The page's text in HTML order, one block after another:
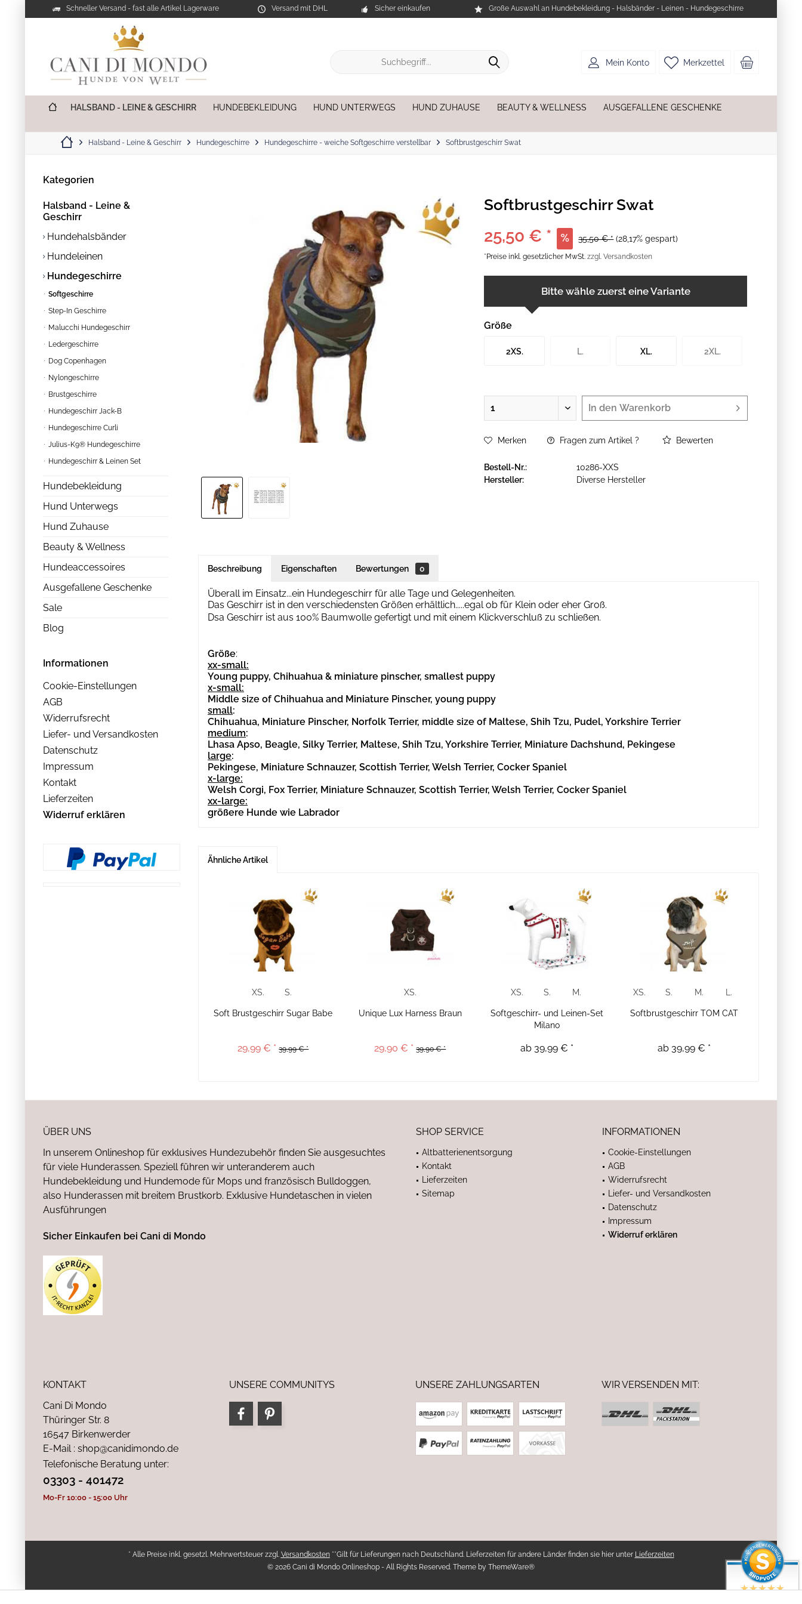
Schneller Versand - fast alle Artikel Lagerware Versand mit DHL Sicher einkaufen Große Auswahl an Hundebekleidung - Halsbänder - Leinen - Hundegeschirre
Merkzettel
Mein Konto
HALSBAND - LEINE & GESCHIRR HUNDEBEKLEIDUNG HUND UNTERWEGS HUND ZUHAUSE BEAUTY & WELLNESS AUSGEFALLENE GESCHENKE
Halsband - Leine & Geschirr Hundegeschirre Hundegeschirre - weiche Softgeschirre verstellbar Softbrustgeschirr Swat
Kategorien
Halsband - Leine &
Geschirr
Hundehalsbänder
Hundeleinen
Hundegeschirre
Softgeschirre
Step-In Geschirre
Malucchi Hundegeschirr
Ledergeschirre
Dog Copenhagen
Nylongeschirre
Brustgeschirre
Hundegeschirr Jack-B
Hundegeschirre Curli
Julius-K9® Hundegeschirre
Hundegeschirr & Leinen Set
Hundebekleidung
Hund Unterwegs
Hund Zuhause
Beauty & Wellness
Hundeaccessoires
Ausgefallene Geschenke
Sale
Blog
Informationen
Cookie-Einstellungen
AGB
Widerrufsrecht
Liefer- und Versandkosten
Datenschutz
Impressum
Kontakt
Lieferzeiten
Widerruf erklären
Softbrustgeschirr Swat
25,50 € * 35,50 € * (28,17% gespart)
*Preise inkl. gesetzlicher MwSt.zzgl. Versandkosten
Bitte wähle zuerst eine Variante
Größe
2XS. L. XL. 2XL.
In den Warenkorb
Merken Fragen zum Artikel ? Bewerten
Bestell-Nr.:
10286-XXS
Hersteller:
Diverse Hersteller
Beschreibung Eigenschaften Bewertungen 0
Überall im Einsatz...ein Hundegeschirr für alle Tage und Gelegenheiten.
Das Geschirr ist in den verschiedensten Größen erhältlich.....egal ob für Klein oder eher Groß.
Dsa Geschirr ist aus 100% Baumwolle gefertigt und mit einem Klickverschluß zu schließen.
Größe:
xx-small:
Young puppy, Chihuahua & miniature pinscher, smallest puppy
x-small:
Middle size of Chihuahua and Miniature Pinscher, young puppy
small:
Chihuahua, Miniature Pinscher, Norfolk Terrier, middle size of Maltese, Shih Tzu, Pudel, Yorkshire Terrier
medium:
Lhasa Apso, Beagle, Silky Terrier, Maltese, Shih Tzu, Yorkshire Terrier, Miniature Dachshund, Pekingese
large:
Pekingese, Miniature Schnauzer, Scottish Terrier, Welsh Terrier, Cocker Spaniel
x-large:
Welsh Corgi, Fox Terrier, Miniature Schnauzer, Scottish Terrier, Welsh Terrier, Cocker Spaniel
xx-large:
größere Hunde wie Labrador
Ähnliche Artikel
XS. S.
Soft Brustgeschirr Sugar Babe
29,99 € * 39,99 € *
XS.
Unique Lux Harness Braun
29,90 € * 39,90 € *
XS. S. M.
Softgeschirr- und Leinen-Set
Milano
ab 39,99 € *
XS. S. M. L.
Softbrustgeschirr TOM CAT
ab 39,99 € *
ÜBER UNS
In unserem Onlineshop für exklusives Hundezubehör finden Sie ausgesuchtes
für viele Hunderassen. Speziell führen wir unteranderem auch
Hundebekleidung und Hundemode für Mops und französisch Bulldoggen,
also Hunderassen mit breitem Brustkorb. Exklusive Hundetaschen in vielen
Ausführungen
Sicher Einkaufen bei Cani di Mondo
SHOP SERVICE
Altbatterienentsorgung
Kontakt
Lieferzeiten
Sitemap
INFORMATIONEN
Cookie-Einstellungen
AGB
Widerrufsrecht
Liefer- und Versandkosten
Datenschutz
Impressum
Widerruf erklären
KONTAKT
Cani Di Mondo
Thüringer Str. 8
16547 Birkenwerder
E-Mail : shop@canidimondo.de
Telefonische Beratung unter:
03303 - 401472
Mo-Fr 10:00 - 15:00 Uhr
UNSERE COMMUNITYS UNSERE ZAHLUNGSARTEN WIR VERSENDEN MIT:
* Alle Preise inkl. gesetzl. Mehrwertsteuer zzgl. Versandkosten**Gilt für Lieferungen nach Deutschland. Lieferzeiten für andere Länder finden sie hier unter Lieferzeiten
© 2026 Cani di Mondo Onlineshop - All Rights Reserved. Theme by ThemeWare®